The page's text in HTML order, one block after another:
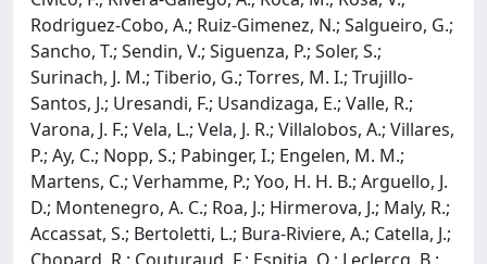
Rodriguez-Cobo, A.; Ruiz-Gimenez, N.; Salgueiro, G.;
Sancho, T.; Sendin, V.; Siguenza, P.; Soler, S.;
Surinach, J. M.; Tiberio, G.; Torres, M. I.; Trujillo-
Santos, J.; Uresandi, F.; Usandizaga, E.; Valle, R.;
Varona, J. F.; Vela, L.; Vela, J. R.; Villalobos, A.; Villares,
P.; Ay, C.; Nopp, S.; Pabinger, I.; Engelen, M. M.;
Martens, C.; Verhamme, P.; Yoo, H. H. B.; Arguello, J.
D.; Montenegro, A. C.; Roa, J.; Hirmerova, J.; Maly, R.;
Accassat, S.; Bertoletti, L.; Bura-Riviere, A.; Catella, J.;